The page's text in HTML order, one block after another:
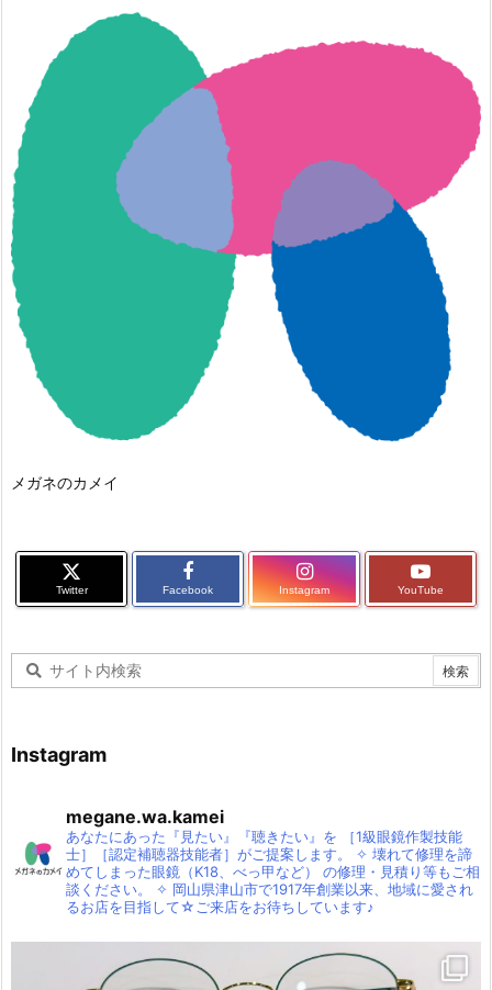
メガネのカメイ
Twitter Facebook Instagram YouTube
Instagram
megane.wa.kamei
あなたにあった『見たい』『聴きたい』を ［1級眼鏡作製技能
士］［認定補聴器技能者］がご提案します。
✧ 壊れて修理を諦
めてしまった眼鏡（K18、べっ甲など）
の修理・見積り等もご相
談ください。
✧ 岡山県津山市で1917年創業以来、地域に愛され
るお店を目指して☆ご来店をお待ちしています♪